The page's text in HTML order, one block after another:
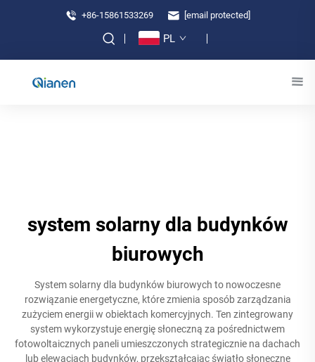
+86-15861533269 [email protected]
PL
system solarny dla budynków
biurowych
System solarny dla budynków biurowych to nowoczesne
rozwiązanie energetyczne, które zmienia sposób zarządzania
zużyciem energii w obiektach komercyjnych. Ten zintegrowany
system wykorzystuje energię słoneczną za pośrednictwem
fotowoltaicznych paneli umieszczonych strategicznie na dachach
lub elewacjach budynków, przekształcając światło słoneczne